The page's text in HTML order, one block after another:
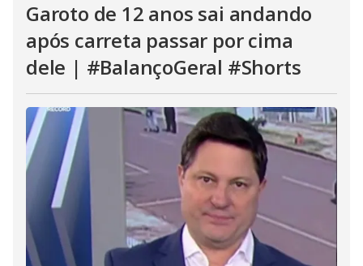
Garoto de 12 anos sai andando
após carreta passar por cima
dele | #BalançoGeral #Shorts